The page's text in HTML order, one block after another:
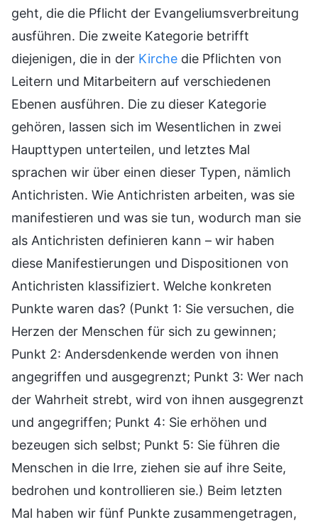
geht, die die Pflicht der Evangeliumsverbreitung
ausführen. Die zweite Kategorie betrifft
diejenigen, die in der Kirche die Pflichten von
Leitern und Mitarbeitern auf verschiedenen
Ebenen ausführen. Die zu dieser Kategorie
gehören, lassen sich im Wesentlichen in zwei
Haupttypen unterteilen, und letztes Mal
sprachen wir über einen dieser Typen, nämlich
Antichristen. Wie Antichristen arbeiten, was sie
manifestieren und was sie tun, wodurch man sie
als Antichristen definieren kann – wir haben
diese Manifestierungen und Dispositionen von
Antichristen klassifiziert. Welche konkreten
Punkte waren das? (Punkt 1: Sie versuchen, die
Herzen der Menschen für sich zu gewinnen;
Punkt 2: Andersdenkende werden von ihnen
angegriffen und ausgegrenzt; Punkt 3: Wer nach
der Wahrheit strebt, wird von ihnen ausgegrenzt
und angegriffen; Punkt 4: Sie erhöhen und
bezeugen sich selbst; Punkt 5: Sie führen die
Menschen in die Irre, ziehen sie auf ihre Seite,
bedrohen und kontrollieren sie.) Beim letzten
Mal haben wir fünf Punkte zusammengetragen,